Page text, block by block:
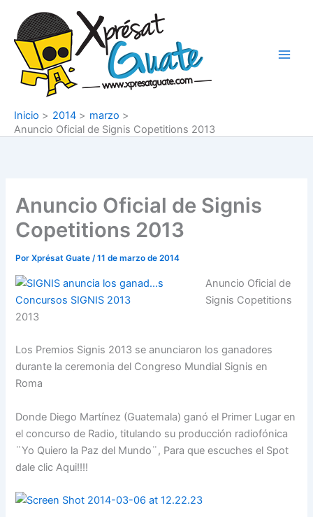
contenido
Inicio 2014
marzo
Anuncio Oficial de Signis Copetitions 2013
Anuncio Oficial de Signis
Copetitions 2013
PorXprésat Guate/11 de marzo de 2014
Anuncio Oficial de
Signis Copetitions
2013
Los Premios Signis 2013 se anunciaron los ganadores
durante la ceremonia del Congreso Mundial Signis en
Roma
Donde Diego Martínez (Guatemala) ganó el Primer Lugar en
el concurso de Radio, titulando su producción radiofónica
¨Yo Quiero la Paz del Mundo¨, Para que escuches el Spot
dale clic Aqui!!!!